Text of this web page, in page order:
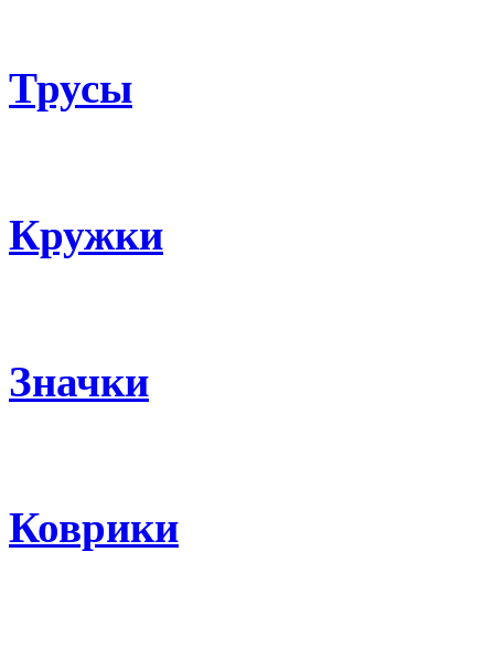
Трусы
Кружки
Значки
Коврики